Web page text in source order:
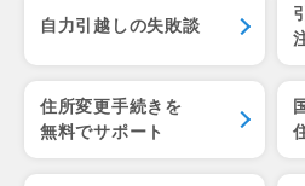
自力引越しの失敗談
住所変更手続きを
無料でサポート